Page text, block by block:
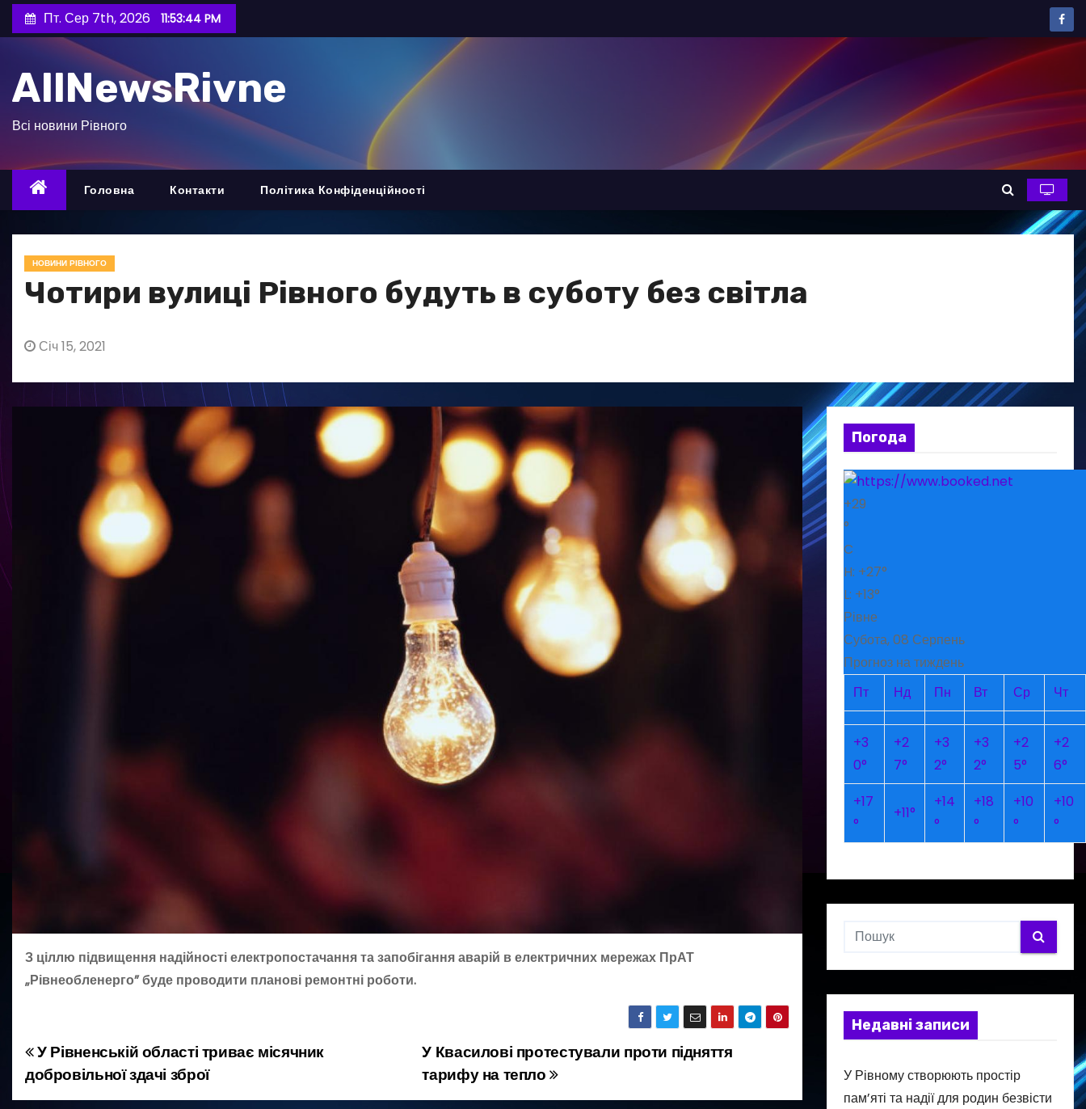
е
д
Пт. Сер 7th, 2026 11:53:45 PM
AllNewsRivne
Всі новини Рівного
Головна Контакти Політика Конфіденційності
НОВИНИ РІВНОГО
Чотири вулиці Рівного будуть в суботу без світла
Січ 15, 2021
З ціллю підвищення надійності електропостачання та запобігання аварій в електричних мережах ПрАТ
„Рівнеобленерго” буде проводити планові ремонтні роботи.
Н
а
У Квасилові протестували проти підняття
тарифу на тепло
У Рівненській області триває місячник
добровільної здачі зброї
Погода
+29
°
C
H: +27°
L: +13°
Рівне
Субота, 08 Серпень
Прогноз на тиждень
Пт
Нд Пн Вт Ср Чт
+3
0°
+2
7°
+3
2°
+3
2°
+2
5°
+2
6°
+17
°
+11°
+14
°
+18
°
+10
°
+10
°
Недавні записи
У Рівному створюють простір
пам’яті та надії для родин безвісти